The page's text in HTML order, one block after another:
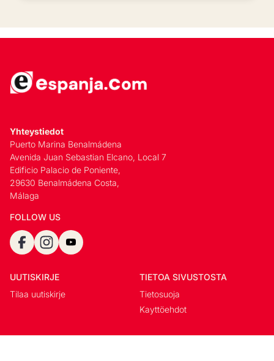
Yhteystiedot
Puerto Marina Benalmádena
Avenida Juan Sebastian Elcano, Local 7
Edificio Palacio de Poniente,
29630 Benalmádena Costa,
Málaga
FOLLOW US
UUTISKIRJE
Tilaa uutiskirje
TIETOA SIVUSTOSTA
Tietosuoja
Kayttöehdot